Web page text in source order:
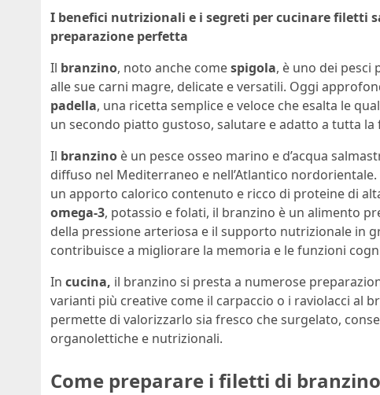
I benefici nutrizionali e i segreti per cucinare filetti
preparazione perfetta
Il branzino, noto anche comespigola, è uno dei pesci
alle sue carni magre, delicate e versatili. Oggi
padella, una ricetta semplice e veloce che esalta le
un secondo piatto gustoso, salutare e adatto a tutta la
Il branzino è un pesce osseo marino e d’acqua
diffuso nel Mediterraneo e nell’Atlantico
un apporto calorico contenuto e ricco di proteine di
omega-3, potassio e folati, il branzino è un alimento
della pressione arteriosa e il supporto nutrizionale in
contribuisce a migliorare la memoria e le funzioni
In cucina, il branzino si presta a numerose
varianti più creative come il carpaccio o i raviolacci al
permette di valorizzarlo sia fresco che surgelato,
organolettiche e nutrizionali.
Come preparare i filetti di